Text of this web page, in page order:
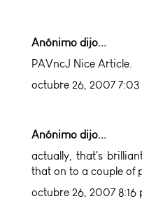
Anónimo dijo...
PAVncJ Nice Article.
octubre 26, 2007 7:03
Anónimo dijo...
actually, that's
that on to a couple of
octubre 26, 2007 8:16